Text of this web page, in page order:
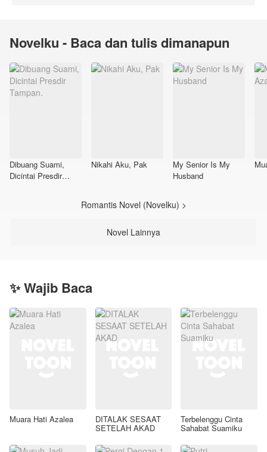
Novelku - Baca dan tulis dimanapun
Dibuang Suami,
Dicintai Presdir
Nikahi Aku, Pak
My Senior Is My
Husband
Romantis Novel (Novelku) >
Novel Lainnya
✨ Wajib Baca
Muara Hati Azalea DITALAK SESAAT
SETELAH AKAD
Terbelenggu Cinta
Sahabat Suamiku